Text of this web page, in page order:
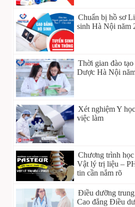
Chuẩn bị hồ sơ
sinh Hà Nội năm
Thời gian đào
Dược Hà Nội
Xét nghiệm Y
việc làm
Chương trình
Vật lý trị liệu –
tin cần nắm rõ
Điều dưỡng
Cao đẳng Điều